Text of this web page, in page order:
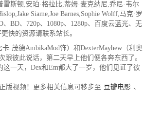
斯顿,安珀·格拉比,蒂姆·麦克纳尼,乔尼·韦尔
Siame,Joe Barnes,Sophie Wolff,马克·罗
BD、720p、1080p、1280p、百度云蓝光、无
快的资源请联系站长。
·茂德AmbikaMod饰）和DexterMayhew（利奥
跟彼此说话，第二天早上他们便各奔东西了。
一天，Dex和Em都大了一岁，他们见证了彼
版视频！更多相关信息可移步至 豆瓣电影 、